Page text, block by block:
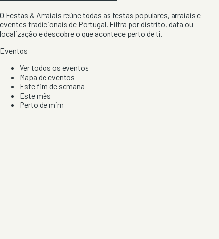
O Festas & Arraiais reúne todas as festas populares, arraiais e
eventos tradicionais de Portugal. Filtra por distrito, data ou
localização e descobre o que acontece perto de ti.
Eventos
Ver todos os eventos
Mapa de eventos
Este fim de semana
Este mês
Perto de mim